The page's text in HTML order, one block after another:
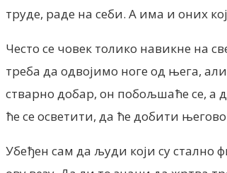
труде, раде на себи. А има и оних
Често се човек толико навикне на
треба да одвојимо ноге од њега,
стварно добар, он побољшаће се, а
ће се осветити, да ће добити
Убеђен сам да људи који су стално